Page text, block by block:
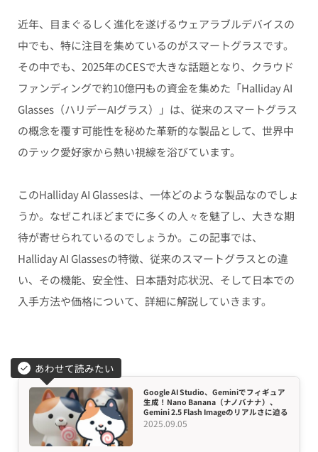
近年、目まぐるしく進化を遂げるウェアラブルデバイスの
中でも、特に注目を集めているのがスマートグラスです。
その中でも、2025年のCESで大きな話題となり、クラウド
ファンディングで約10億円もの資金を集めた「Halliday AI
Glasses（ハリデーAIグラス）」は、従来のスマートグラス
の概念を覆す可能性を秘めた革新的な製品として、世界中
のテック愛好家から熱い視線を浴びています。
このHalliday AI Glassesは、一体どのような製品なのでしょ
うか。なぜこれほどまでに多くの人々を魅了し、大きな期
待が寄せられているのでしょうか。この記事では、
Halliday AI Glassesの特徴、従来のスマートグラスとの違
い、その機能、安全性、日本語対応状況、そして日本での
入手方法や価格について、詳細に解説していきます。
あわせて読みたい
Google AI Studio、Geminiでフィギュア
生成！Nano Banana（ナノバナナ）、
Gemini 2.5 Flash Imageのリアルさに迫る
2025.09.05